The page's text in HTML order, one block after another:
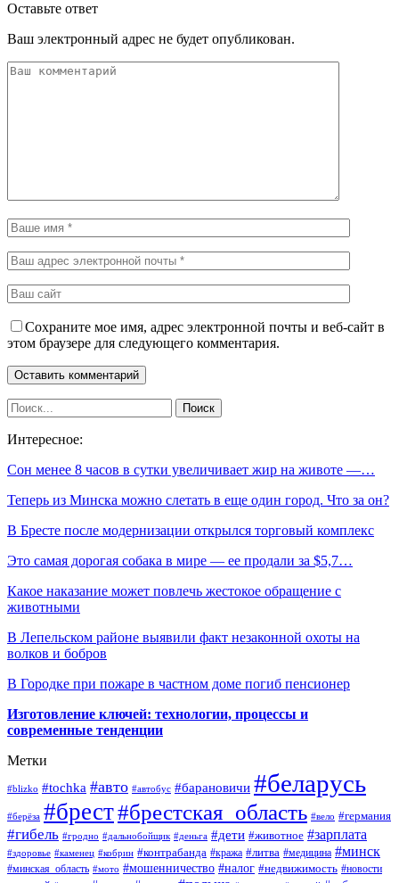
Оставьте ответ
Ваш электронный адрес не будет опубликован.
Сохраните мое имя, адрес электронной почты и веб-сайт в
этом браузере для следующего комментария.
Интересное:
Сон менее 8 часов в сутки увеличивает жир на животе —…
Теперь из Минска можно слетать в еще один город. Что за он?
В Бресте после модернизации открылся торговый комплекс
Это самая дорогая собака в мире — ее продали за $5,7…
Какое наказание может повлечь жестокое обращение с
животными
В Лепельском районе выявили факт незаконной охоты на
волков и бобров
В Городке при пожаре в частном доме погиб пенсионер
Изготовление ключей: технологии, процессы и
современные тенденции
Метки
#blizko #tochka #авто #автобус #барановичи #беларусь
#берёза #брест#брестская_область #вело #германия
#гибель #гродно #дальнобойщик #деньга #дети #животное #зарплата
#здоровье #каменец #кобрин #контрабанда #кража #литва #медицина #минск
#минская_область #мото #мошенничество #налог #недвижимость #новости